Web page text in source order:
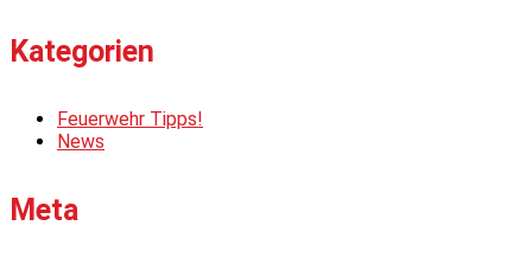
Kategorien
Feuerwehr Tipps!
News
Meta